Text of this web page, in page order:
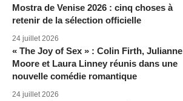
Mostra de Venise 2026 : cinq choses à
retenir de la sélection officielle
24 juillet 2026
« The Joy of Sex » : Colin Firth, Julianne
Moore et Laura Linney réunis dans une
nouvelle comédie romantique
24 juillet 2026